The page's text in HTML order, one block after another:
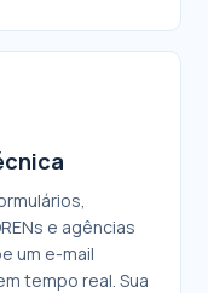
e agências
um e-mail
tempo real. Sua